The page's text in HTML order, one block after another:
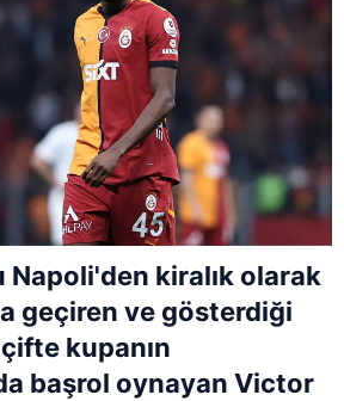
Napoli'den kiralık olarak
geçiren ve gösterdiği
kupanın
başrol oynayan Victor